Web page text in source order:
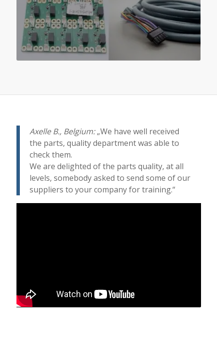
Axelle B., Belgium:„We have well received
the parts, quality department was able to
check them.
We are delighted of the parts quality, at all
levels, somebody asked to send some of our
suppliers to your company for training.“